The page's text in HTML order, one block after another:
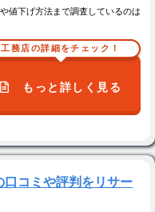
値下げ方法まで調査しているのは
工務店の詳細をチェック！
もっと詳しく見る
コミや評判をリサー